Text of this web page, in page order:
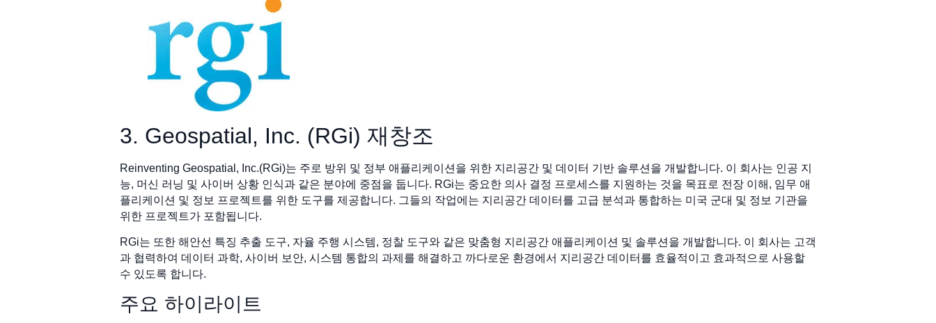
3. Geospatial, Inc. (RGi) 재창조
Reinventing Geospatial, Inc.(RGi)는 주로 방위 및 정부 애플리케이션을 위한 지리공간 및 데이터 기반 솔루션을 개발합니다. 이 회사는 인공 지
능, 머신 러닝 및 사이버 상황 인식과 같은 분야에 중점을 둡니다. RGi는 중요한 의사 결정 프로세스를 지원하는 것을 목표로 전장 이해, 임무 애
플리케이션 및 정보 프로젝트를 위한 도구를 제공합니다. 그들의 작업에는 지리공간 데이터를 고급 분석과 통합하는 미국 군대 및 정보 기관을
위한 프로젝트가 포함됩니다.
RGi는 또한 해안선 특징 추출 도구, 자율 주행 시스템, 정찰 도구와 같은 맞춤형 지리공간 애플리케이션 및 솔루션을 개발합니다. 이 회사는 고객
과 협력하여 데이터 과학, 사이버 보안, 시스템 통합의 과제를 해결하고 까다로운 환경에서 지리공간 데이터를 효율적이고 효과적으로 사용할
수 있도록 합니다.
주요 하이라이트